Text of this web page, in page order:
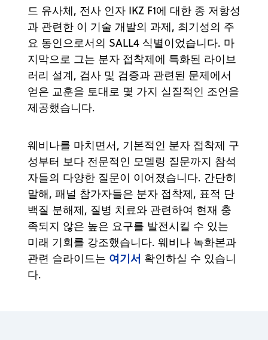
드 유사체, 전사 인자 IKZ F1에 대한 종 저항성
과 관련한 이 기술 개발의 과제, 최기성의 주
요 동인으로서의 SALL4 식별이었습니다. 마
지막으로 그는 분자 접착제에 특화된 라이브
러리 설계, 검사 및 검증과 관련된 문제에서
얻은 교훈을 토대로 몇 가지 실질적인 조언을
제공했습니다.
웨비나를 마치면서, 기본적인 분자 접착제 구
성부터 보다 전문적인 모델링 질문까지 참석
자들의 다양한 질문이 이어졌습니다. 간단히
말해, 패널 참가자들은 분자 접착제, 표적 단
백질 분해제, 질병 치료와 관련하여 현재 충
족되지 않은 높은 요구를 발전시킬 수 있는
미래 기회를 강조했습니다. 웨비나 녹화본과
관련 슬라이드는 여기서 확인하실 수 있습니
다.